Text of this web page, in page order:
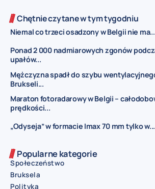
Chętnie czytane w tym tygodniu
Niemal co trzeci osadzony w Belgii nie ma...
Ponad 2 000 nadmiarowych zgonów
upałów...
Mężczyzna spadł do szybu
Brukseli...
Maraton fotoradarowy w Belgii –
prędkości...
„Odyseja” w formacie Imax 70 mm tylko w...
Popularne kategorie
Społeczeństwo
Bruksela
Polityka